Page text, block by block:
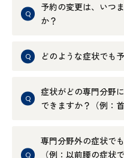
予約の変更は、いつ
か？
どのような症状でも
症状がどの専門分野
できますか？（例：
専門分野外の症状で
（例：以前腰の症状